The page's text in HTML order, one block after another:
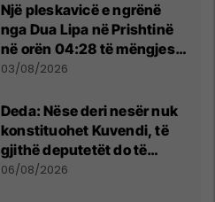
Një pleskavicë e ngrënë
nga Dua Lipa në Prishtinë
në orën 04:28 të mëngjesit
- dhe bota digjitale serbe
03/08/2026
Deda: Nëse deri nesër nuk
konstituohet Kuvendi, të
gjithë deputetët do të
bëjnë shkelje të rëndë
06/08/2026